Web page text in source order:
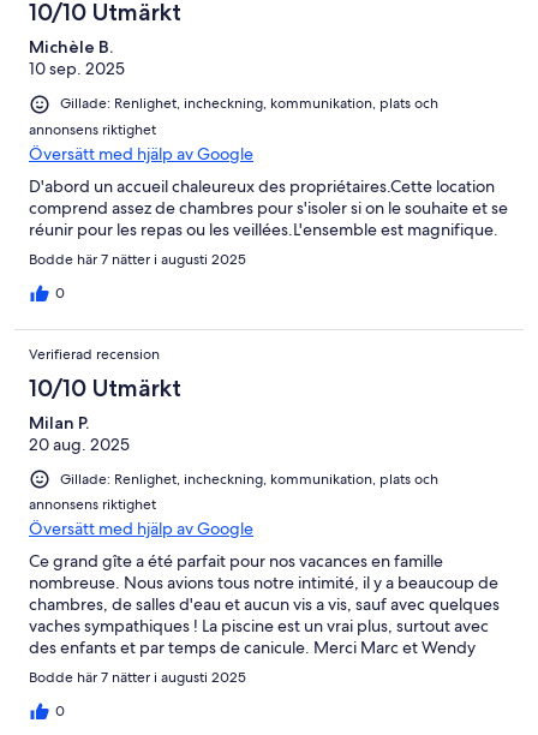
10/10 Utmärkt
Michèle B.
10 sep. 2025
Gillade: Renlighet, incheckning, kommunikation, plats och
annonsens riktighet
Översätt med hjälp av Google
D'abord un accueil chaleureux des propriétaires.Cette location
comprend assez de chambres pour s'isoler si on le souhaite et se
réunir pour les repas ou les veillées.L'ensemble est magnifique.
Bodde här 7 nätter i augusti 2025
0
Verifierad recension
10/10 Utmärkt
Milan P.
20 aug. 2025
Gillade: Renlighet, incheckning, kommunikation, plats och
annonsens riktighet
Översätt med hjälp av Google
Ce grand gîte a été parfait pour nos vacances en famille
nombreuse. Nous avions tous notre intimité, il y a beaucoup de
chambres, de salles d'eau et aucun vis a vis, sauf avec quelques
vaches sympathiques ! La piscine est un vrai plus, surtout avec
des enfants et par temps de canicule. Merci Marc et Wendy
pour votre accueil, votre reactivité et votre bienveillance !
Bodde här 7 nätter i augusti 2025
0